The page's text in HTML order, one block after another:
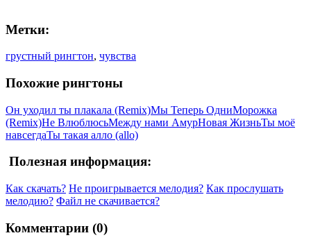
Метки:
грустный рингтон, чувства
Похожие рингтоны
Он уходил ты плакала (Remix)Мы Теперь ОдниМорожка
(Remix)Не ВлюблюсьМежду нами АмурНовая ЖизньТы моё
навсегдаТы такая алло (allo)
Полезная информация:
Как скачать? Не проигрывается мелодия? Как прослушать
мелодию? Файл не скачивается?
Комментарии (0)